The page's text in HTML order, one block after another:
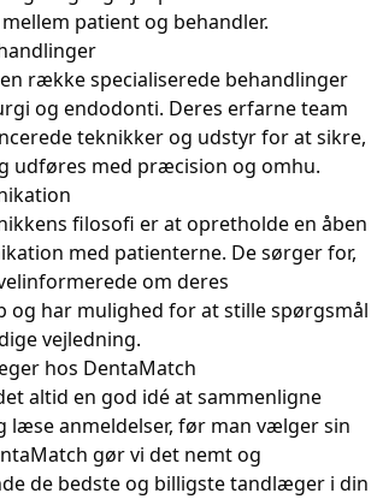
patient og behandler.
række specialiserede behandlinger
og endodonti. Deres erfarne team
teknikker og udstyr for at sikre,
udføres med præcision og omhu.
filosofi er at opretholde en åben
med patienterne. De sørger for,
om deres
og har mulighed for at stille spørgsmål
vejledning.
hos DentaMatch
altid en god idé at sammenligne
anmeldelser, før man vælger sin
gør vi det nemt og
de bedste og billigste tandlæger i din